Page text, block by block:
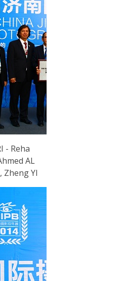
- Reha
AL
Zheng YI